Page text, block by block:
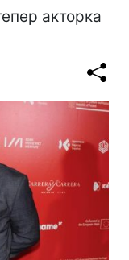
акторка